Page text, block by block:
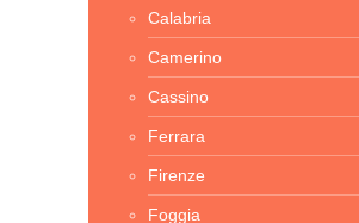
Calabria
Camerino
Cassino
Ferrara
Firenze
Foggia